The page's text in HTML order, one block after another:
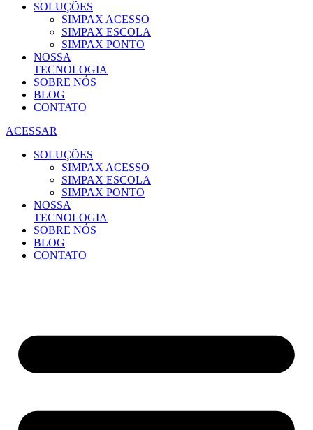
SOLUÇÕES
SIMPAX ACESSO
SIMPAX ESCOLA
SIMPAX PONTO
NOSSA
TECNOLOGIA
SOBRE NÓS
BLOG
CONTATO
ACESSAR
SOLUÇÕES
SIMPAX ACESSO
SIMPAX ESCOLA
SIMPAX PONTO
NOSSA
TECNOLOGIA
SOBRE NÓS
BLOG
CONTATO